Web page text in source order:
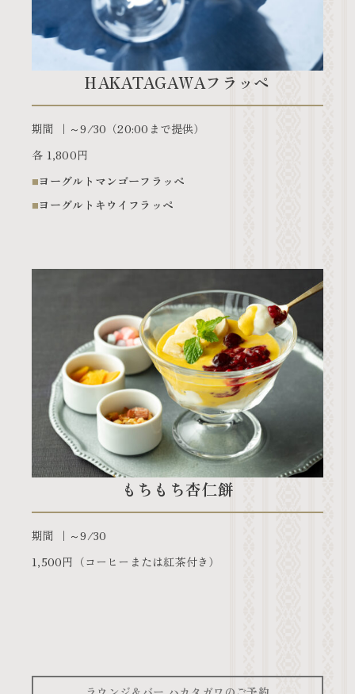
HAKATAGAWAフラッペ
期間
～9/30（20:00まで提供）
各 1,800円
ヨーグルトマンゴーフラッぺ
ヨーグルトキウイフラッペ
もちもち杏仁餅
期間
～9/30
1,500円（コーヒーまたは紅茶付き）